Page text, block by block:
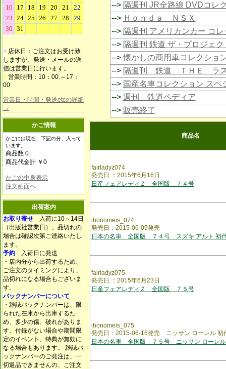
■ 店休日：ご注文はお受け致
しますが、発送・メールの送
信は営業日に行います。
■ 営業時間：10：00.～17：
00
営業日・時間・発送etcの詳細
→
かご情報
かごには現在、下記の分、入って
います。
商品数 0
商品代金計 ￥0
かごの中身表示
注文画面へ
出荷案内
お取り寄せ 入荷に10～14日
（出版社営業日）。品切れの
場合は確認次第ご連絡いたし
ます。
予約 入荷日に発送
・店内分から出荷するため、
ご注文のタイミングにより、
品切れになる場合もございま
す。
バックナンバーについて
・雑誌バックナンバーは、限
られた在庫から出庫するた
め、多少の傷、破れがありま
す。付録がない場合や期間限
定のイベント、特典が無効に
なる場合もあります。 雑誌バ
ックナンバーのご発注は、一
切返品できませんの、ご注文
--> 隔週刊 JR全路線 DVDコレ
--> Ｈｏｎｄａ ＮＳＸ
--> 隔週刊 アメリカンカー コ
--> 隔週刊 鉄道 ザ・プロジェク
-->懐かしの商用車コレクショ
--> 隔週刊 鉄道 ＴＨＥ ラ
--> 国産名車コレクション スペ
--> 週刊 鉄道ペディア
--> 販売終了
商品名
fairladyz074
発売日 ：2015年6月16日
日産フェアレディＺ 全国版 ７４号
ihonomeis_074
発売日：2015-06-09発売
日本の名車 全国版 ７４号 スズキ アルト 初
fairladyz075
発売日 ：2015年6月23日
日産フェアレディＺ 全国版 ７５号
ihonomeis_075
発売日：2015-06-16発売 ニッサン ローレル
日本の名車 全国版 ７５号 ニッサン ローレル